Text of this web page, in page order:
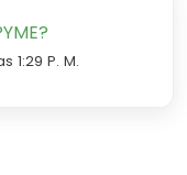
1:29 P. M.